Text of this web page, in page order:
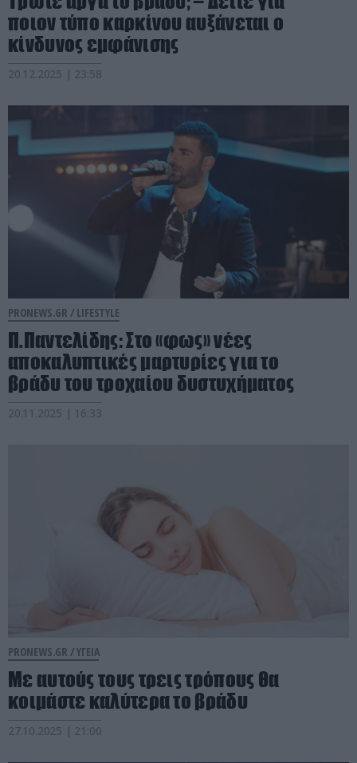
ποιον τύπο καρκίνου αυξάνεται ο
κίνδυνος εμφάνισης
20.12.2025 | 23:58
PRONEWS.GR / LIFESTYLE
Π.Παντελίδης: Στο «φως» νέες
αποκαλυπτικές μαρτυρίες για το
βράδυ του τροχαίου δυστυχήματος
20.11.2025 | 16:33
PRONEWS.GR /ΥΓΕΙΑ
Με αυτούς τους τρεις τρόπους θα
κοιμάστε καλύτερα το βράδυ
27.10.2025 | 21:00